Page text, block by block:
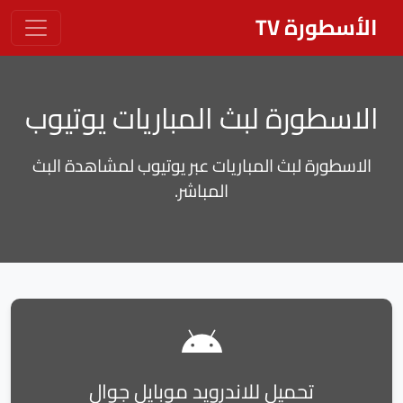
الأسطورة TV
الاسطورة لبث المباريات يوتيوب
الاسطورة لبث المباريات عبر يوتيوب لمشاهدة البث
المباشر.
تحميل للاندرويد موبايل جوال